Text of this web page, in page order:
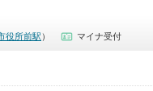
役所前駅 ） マイナ受付